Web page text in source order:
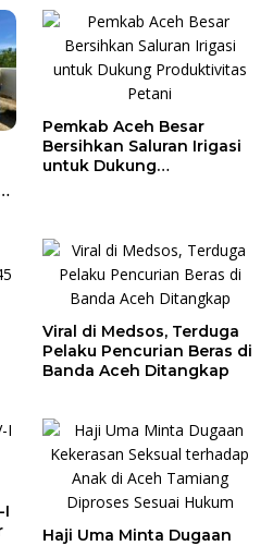
Pemkab Aceh Besar
Bersihkan Saluran Irigasi
untuk Dukung
Viral di Medsos, Terduga
Pelaku Pencurian Beras di
Banda Aceh Ditangkap
I
Haji Uma Minta Dugaan